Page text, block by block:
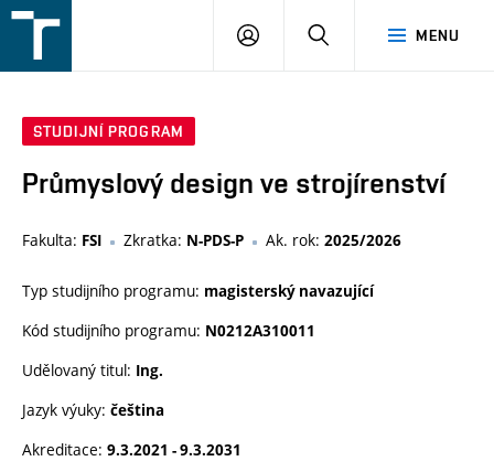
v
MENU
PŘIHLÁŠENÍ
STUDIJNÍ PROGRAM
Průmyslový design ve strojírenství
Fakulta: FSI Zkratka: N-PDS-P Ak. rok: 2025/2026
Typ studijního programu: magisterský navazující
Kód studijního programu: N0212A310011
Udělovaný titul: Ing.
Jazyk výuky: čeština
Akreditace: 9.3.2021 - 9.3.2031